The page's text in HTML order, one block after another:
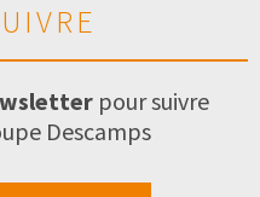
pour suivre
Descamps